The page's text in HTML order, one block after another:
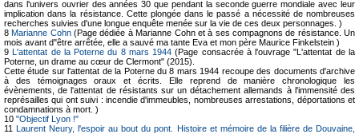
dans l'univers ouvrier des années 30 que pendant la seconde guerre mondiale avec leur
implication dans la résistance. Cette plongée dans le passé a nécessité de nombreuses
recherches suivies d'une longue enquête menée sur la vie de ces deux personnages. )
8Marianne Cohn(Page dédiée à Marianne Cohn et à ses compagnons de résistance. Un
mois avant d"être arrêtée, elle a sauvé ma tante Eva et mon père Maurice Finkelstein )
9L'attentat de la Poterne du 8 mars 1944 (Page consacrée à l'ouvrage "L'attentat de la
Poterne, un drame au cœur de Clermont" (2015).
Cette étude sur l'attentat de la Poterne du 8 mars 1944 recoupe des documents d'archive
à des témoignages oraux et écrits. Elle reprend de manière chronologique les
évènements, de l'attentat de résistants sur un détachement allemands à l'immensité des
représailles qui ont suivi : incendie d'immeubles, nombreuses arrestations, déportations et
condamnations à mort. )
10 "Objectif Lyon !"
11Laurent Neury, l'espoir au bout du pont. Histoire et mémoire de la filière de Douvaine,